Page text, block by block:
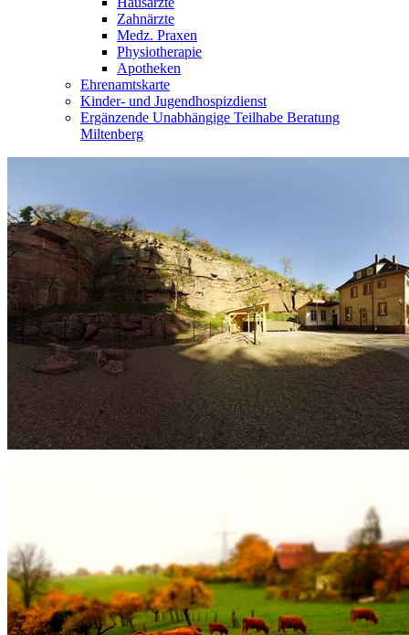
Zahnärzte
Medz. Praxen
Physiotherapie
Apotheken
Ehrenamtskarte
Kinder- und Jugendhospizdienst
Ergänzende Unabhängige Teilhabe Beratung
Miltenberg